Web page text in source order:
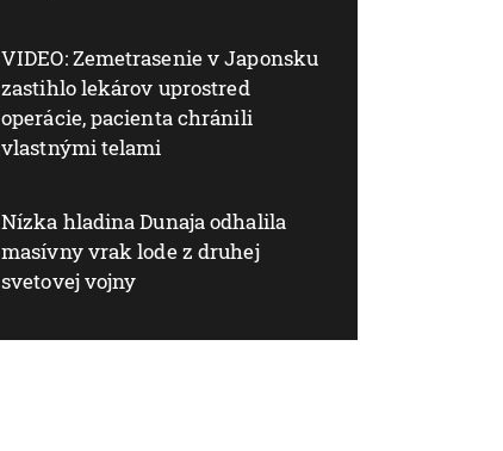
VIDEO: Zemetrasenie v Japonsku
zastihlo lekárov uprostred
operácie, pacienta chránili
vlastnými telami
Nízka hladina Dunaja odhalila
masívny vrak lode z druhej
svetovej vojny